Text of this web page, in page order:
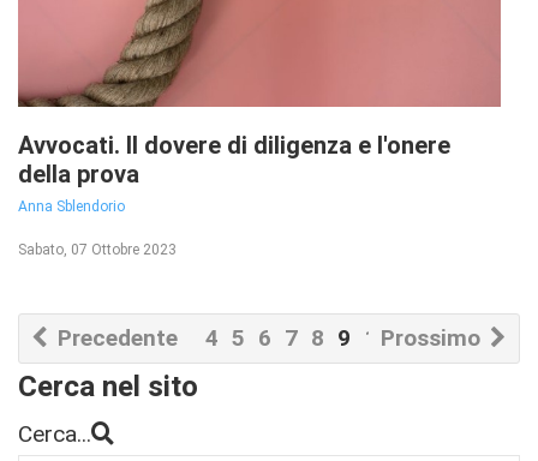
Avvocati. Il dovere di diligenza e l'onere
della prova
Anna Sblendorio
Sabato, 07 Ottobre 2023
Precedente Prossimo
4 5 6 7 8 9 10 11 12 13
Cerca nel sito
Cerca...